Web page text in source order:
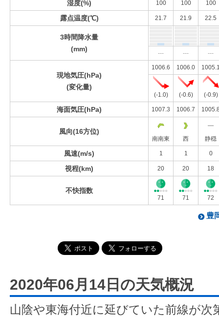
湿度(%) 100 100 100
露点温度(℃) 21.7 21.9 22.5
3時間降水量
(mm)
--- --- ---
現地気圧(hPa)
(変化量)
1006.6 1006.0
(-1.0) (-0.6) (-0.9)
海面気圧(hPa) 1007.3 1006.7
風向(16方位)
南南東 西 静穏
風速(m/s) 1 1 0
視程(km) 20 20 18
不快指数
71 71 72
豊
2020年06月14日の天気概況
山陰や東海付近に延びていた前線が次